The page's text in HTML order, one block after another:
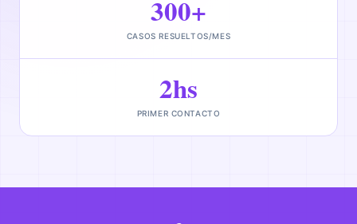
300+
CASOS RESUELTOS/MES
2hs
PRIMER CONTACTO